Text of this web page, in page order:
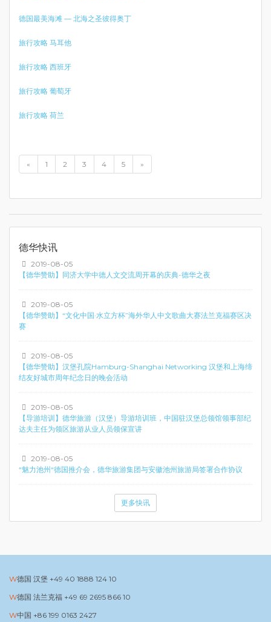
德国最美海滩 — 北海之圣彼得奥丁
旅行攻略 马耳他
旅行攻略 西班牙
旅行攻略 葡萄牙
旅行攻略 荷兰
« 1 2 3 4 5 »
德华快讯
2019-08-05
【德华赞助】同济大学中德人文交流周开幕的庆典-德华之夜
2019-08-05
【德华赞助】“文化中国·水立方杯”海外华人中文歌曲大赛法兰克福赛区决
赛
2019-08-05
【德华赞助】汉堡孔院Hamburg-Shanghai Networking 汉堡和上海缔
结友好城市周年纪念日的晚会活动
2019-08-05
【导游培训】德华旅游（汉堡）导游培训班，中国驻汉堡总领馆领事部纪
达夫主任为领区旅游从业人员领保宣讲
2019-08-05
“魅力池州“德国推介会，德华旅游集团与安徽池州旅游局签署合作协议
更多快讯
德国 汉堡 +49 40 1888 124 10
德国 法兰克福 +49 69 2695 866 10
中国 +86 199 0163 2427